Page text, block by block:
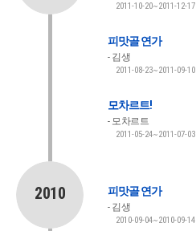
2011-10-20~2011-12-17
피맛골 연가
김생
2011-08-23~2011-09-10
모차르트!
모차르트
2011-05-24~2011-07-03
2010 피맛골 연가
김생
2010-09-04~2010-09-14